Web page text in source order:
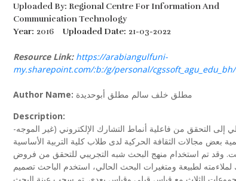
Uploaded By: Regional Centre For Information And
Communication Technology
Year: 2016 Uploaded Date: 21-03-2022
Resource Link: https://arabiangulfuni-
my.sharepoint.com/:b:/g/personal/cgssoft_agu_edu_bh/
Author Name: مطلق خلف سالم مطلق أبوحديدة
Description:
إلى التحقق من فاعلية أنماط التشارك الإلكتروني (غير الموجه-
بعض مجالات الثقافة الحركية لدى طلاب كلية التربية الأساسية
وقد تم استخدام منهج البحث شبه التجريبي للتحقق من فروض
لملاءمته لطبيعة ومتغيرات البحث الحالي، استخدم الباحث تصميم